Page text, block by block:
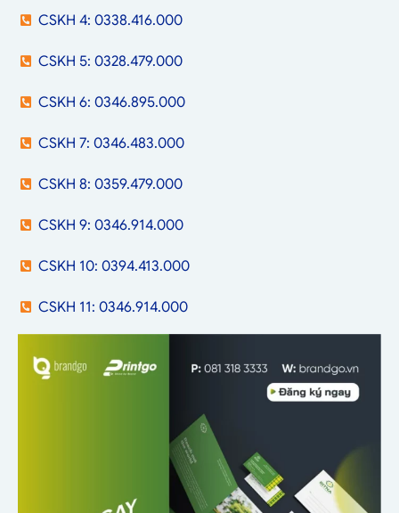
CSKH 4: 0338.416.000
CSKH 5: 0328.479.000
CSKH 6: 0346.895.000
CSKH 7: 0346.483.000
CSKH 8: 0359.479.000
CSKH 9: 0346.914.000
CSKH 10: 0394.413.000
CSKH 11: 0346.914.000